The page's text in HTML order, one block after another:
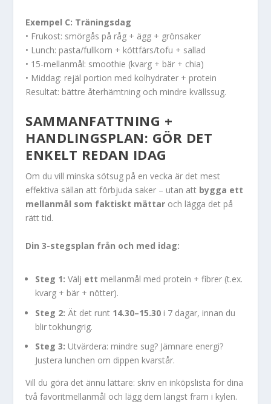
Exempel C: Träningsdag
• Frukost: smörgås på råg + ägg + grönsaker
• Lunch: pasta/fullkorn + köttfärs/tofu + sallad
• 15-mellanmål: smoothie (kvarg + bär + chia)
• Middag: rejäl portion med kolhydrater + protein
Resultat: bättre återhämtning och mindre kvällssug.
SAMMANFATTNING +
HANDLINGSPLAN: GÖR DET
ENKELT REDAN IDAG
Om du vill minska sötsug på en vecka är det mest
effektiva sällan att förbjuda saker – utan att bygga ett
mellanmål som faktiskt mättar och lägga det på
rätt tid.
Din 3-stegsplan från och med idag:
Steg 1: Välj ett mellanmål med protein + fibrer (t.ex.
kvarg + bär + nötter).
Steg 2: Ät det runt 14.30–15.30 i 7 dagar, innan du
blir tokhungrig.
Steg 3: Utvärdera: mindre sug? Jämnare energi?
Justera lunchen om dippen kvarstår.
Vill du göra det ännu lättare: skriv en inköpslista för dina
två favoritmellanmål och lägg dem längst fram i kylen.